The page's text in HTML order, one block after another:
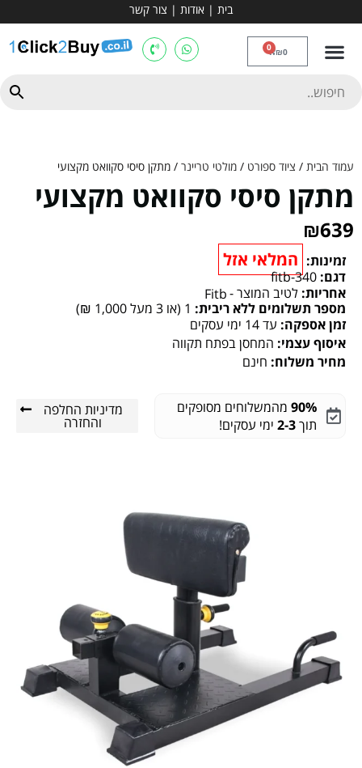
בית | אודות | צור קשר
₪0
0
עמוד הבית / ציוד ספורט / מולטי טריינר / מתקן סיסי סקוואט מקצועי
מתקן סיסי סקוואט מקצועי
₪639
זמינות: המלאי אזל
דגם: fitb-340
אחריות: לטיב המוצר -Fitb
מספר תשלומים ללא ריבית: 1 (או 3 מעל 1,000 ₪)
זמן אספקה: עד 14 ימי עסקים
איסוף עצמי: המחסן בפתח תקווה
מחיר משלוח: חינם
90% מהמשלוחים מסופקים
תוך2-3 ימי עסקים!
מדיניות החלפה
והחזרה